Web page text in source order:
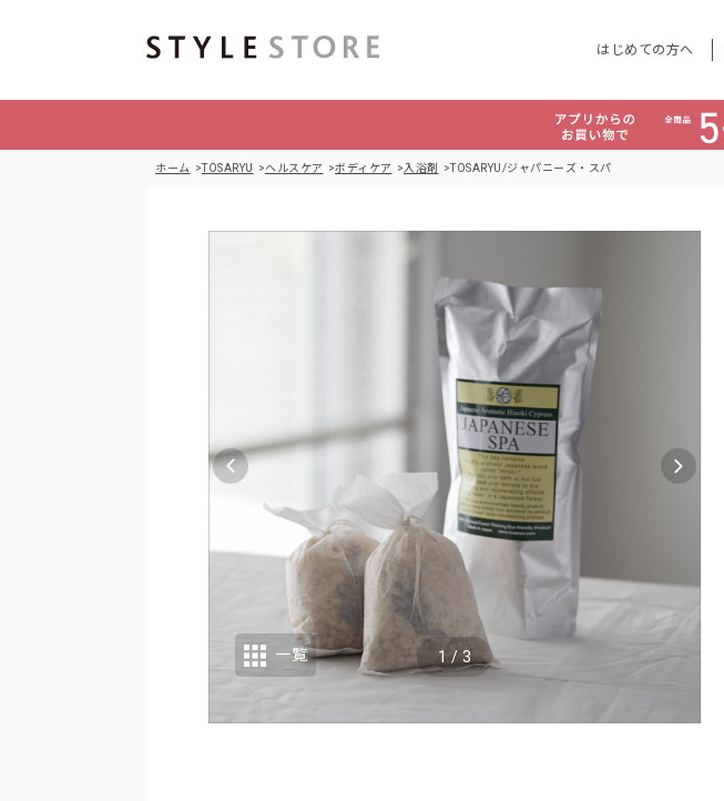
はじめての方へ
ホーム TOSARYU ヘルスケア ボディケア 入浴剤 TOSARYU/ジャパニーズ・スパ
1 / 3
一覧